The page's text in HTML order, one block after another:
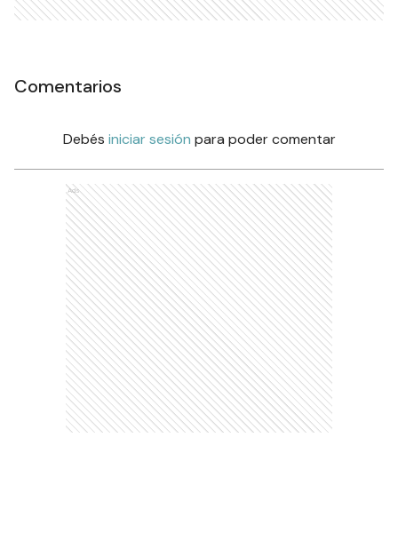
Comentarios
Debés iniciar sesión para poder comentar
Ads